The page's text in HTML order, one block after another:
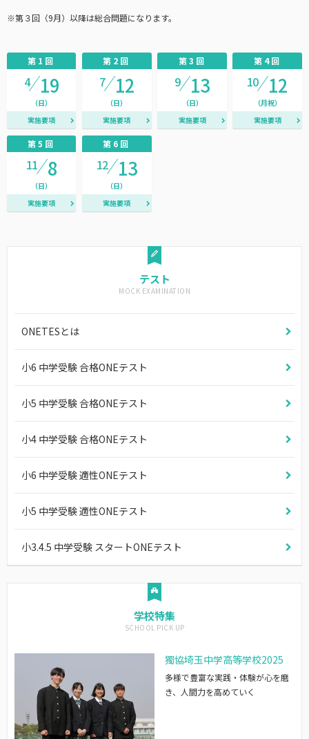
※第３回（9月）以降は総合問題になります。
第1回
4 19
（日）
実施要項
第2回
7 12
（日）
実施要項
第3回
9 13
（日）
実施要項
第4回
10 12
（月祝）
実施要項
第5回
11 8
（日）
実施要項
第6回
12 13
（日）
実施要項
テスト
ONETESとは
小6 中学受験 合格ONEテスト
小5 中学受験 合格ONEテスト
小4 中学受験 合格ONEテスト
小6 中学受験 適性ONEテスト
小5 中学受験 適性ONEテスト
小3.4.5 中学受験 スタートONEテスト
学校特集
獨協埼玉中学高等学校2025
多様で豊富な実践・体験が心を磨
き、人間力を高めていく